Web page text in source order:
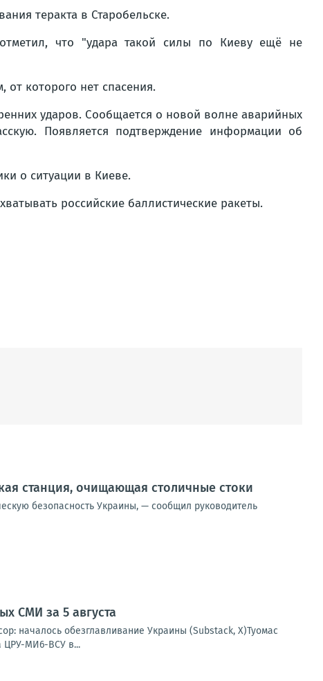
теракта в Старобельске.
что "удара такой силы по Киеву ещё не
которого нет спасения.
ударов. Сообщается о новой волне аварийных
Появляется подтверждение информации об
о ситуации в Киеве.
российские баллистические ракеты.
станция, очищающая столичные стоки
безопасность Украины, — сообщил руководитель
СМИ за 5 августа
началось обезглавливание Украины (Substack, X)Туомас
ЦРУ-МИ6-ВСУ в...